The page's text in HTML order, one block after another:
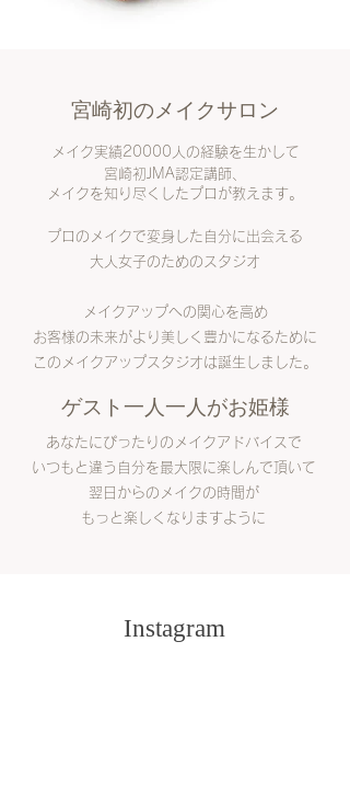
​宮崎初のメイクサロン
メイク実績20000人の経験を生かして
宮崎初JMA認定講師、
メイクを知り尽くしたプロが教えます。
プロのメイクで変身した自分に出会える
大人女子のためのスタジオ
メイクアップへの関心を高め
お客様の未来がより美しく豊かになるために
このメイクアップスタジオは誕生しました。
ゲスト一人一人がお姫様
あなたにぴったりのメイクアドバイスで
いつもと違う自分を最大限に楽しんで頂いて
翌日からのメイクの時間が
もっと楽しくなりますように
Instagram